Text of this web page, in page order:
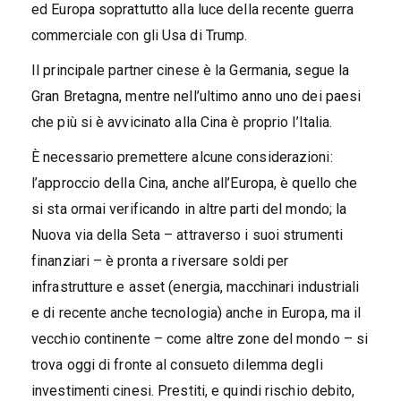
ed Europa soprattutto alla luce della recente guerra
commerciale con gli Usa di Trump.
Il principale partner cinese è la Germania, segue la
Gran Bretagna, mentre nell’ultimo anno uno dei paesi
che più si è avvicinato alla Cina è proprio l’Italia.
È necessario premettere alcune considerazioni:
l’approccio della Cina, anche all’Europa, è quello che
si sta ormai verificando in altre parti del mondo; la
Nuova via della Seta – attraverso i suoi strumenti
finanziari – è pronta a riversare soldi per
infrastrutture e asset (energia, macchinari industriali
e di recente anche tecnologia) anche in Europa, ma il
vecchio continente – come altre zone del mondo – si
trova oggi di fronte al consueto dilemma degli
investimenti cinesi. Prestiti, e quindi rischio debito,